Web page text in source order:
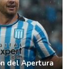
del Apertura